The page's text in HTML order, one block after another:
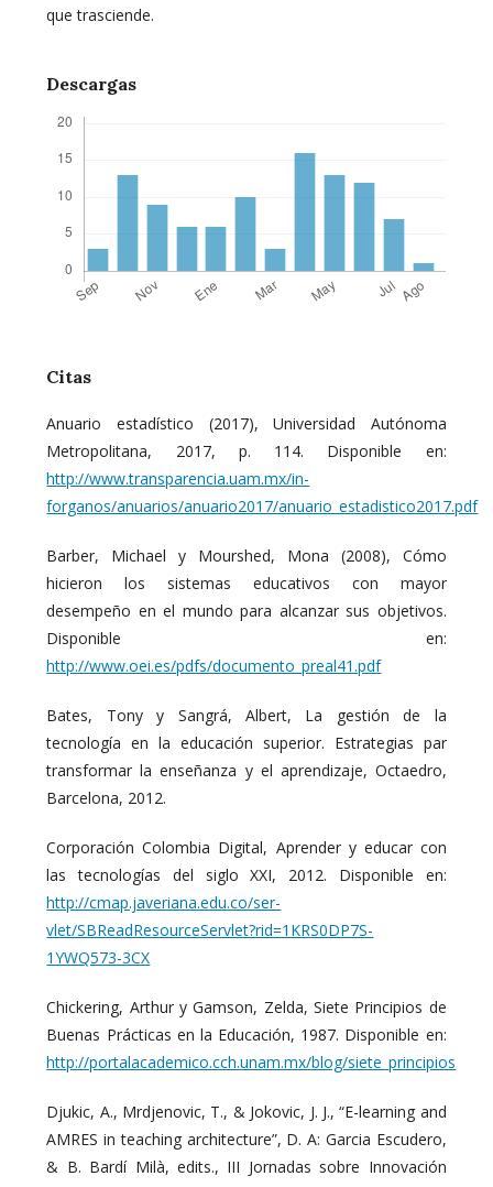
que trasciende.
Descargas
Citas
Anuario estadístico (2017), Universidad Autónoma
Metropolitana, 2017, p. 114. Disponible en:
http://www.transparencia.uam.mx/in-
forganos/anuarios/anuario2017/anuario_estadistico2017.pdf
Barber, Michael y Mourshed, Mona (2008), Cómo
hicieron los sistemas educativos con mayor
desempeño en el mundo para alcanzar sus objetivos.
Disponible en:
http://www.oei.es/pdfs/documento_preal41.pdf
Bates, Tony y Sangrá, Albert, La gestión de la
tecnología en la educación superior. Estrategias par
transformar la enseñanza y el aprendizaje, Octaedro,
Barcelona, 2012.
Corporación Colombia Digital, Aprender y educar con
las tecnologías del siglo XXI, 2012. Disponible en:
http://cmap.javeriana.edu.co/ser-
vlet/SBReadResourceServlet?rid=1KRS0DP7S-
1YWQ573-3CX
Chickering, Arthur y Gamson, Zelda, Siete Principios de
Buenas Prácticas en la Educación, 1987. Disponible en:
http://portalacademico.cch.unam.mx/blog/siete_principios
Djukic, A., Mrdjenovic, T., & Jokovic, J. J., “E-learning and
AMRES in teaching architecture”, D. A: Garcia Escudero,
& B. Bardí Milà, edits., III Jornadas sobre Innovación